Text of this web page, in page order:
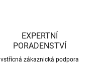
EXPERTNÍ
PORADENSTVÍ
vstřícná zákaznická podpora